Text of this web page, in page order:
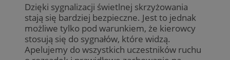
Dzięki sygnalizacji świetlnej skrzyżowania
stają się bardziej bezpieczne. Jest to jednak
możliwe tylko pod warunkiem, że kierowcy
stosują się do sygnałów, które widzą.
Apelujemy do wszystkich uczestników ruchu